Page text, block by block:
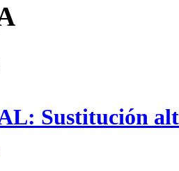
Sustitución